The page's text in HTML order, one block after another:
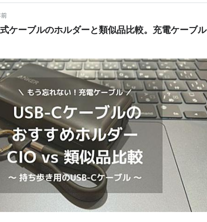
ケーブルのホルダーと類似品比較。充電ケーブル